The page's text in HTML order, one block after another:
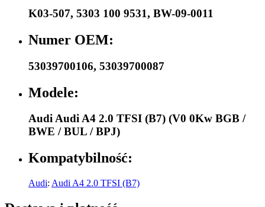
K03-507, 5303 100 9531, BW-09-0011
Numer OEM:
53039700106, 53039700087
Modele:
Audi Audi A4 2.0 TFSI (B7) (V0 0Kw BGB /
BWE / BUL / BPJ)
Kompatybilność:
Audi: Audi A4 2.0 TFSI (B7)